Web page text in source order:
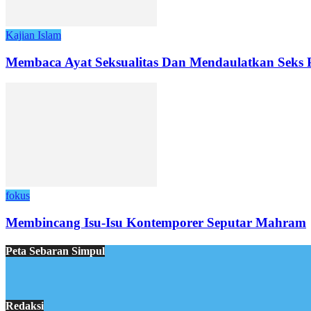
Kajian Islam
Membaca Ayat Seksualitas Dan Mendaulatkan Seks
fokus
Membincang Isu-Isu Kontemporer Seputar Mahram
Peta Sebaran Simpul
Redaksi